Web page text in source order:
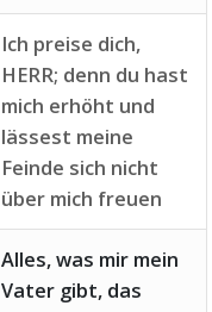
Ich preise dich,
HERR; denn du hast
mich erhöht und
lässest meine
Feinde sich nicht
über mich freuen
Alles, was mir mein
Vater gibt, das